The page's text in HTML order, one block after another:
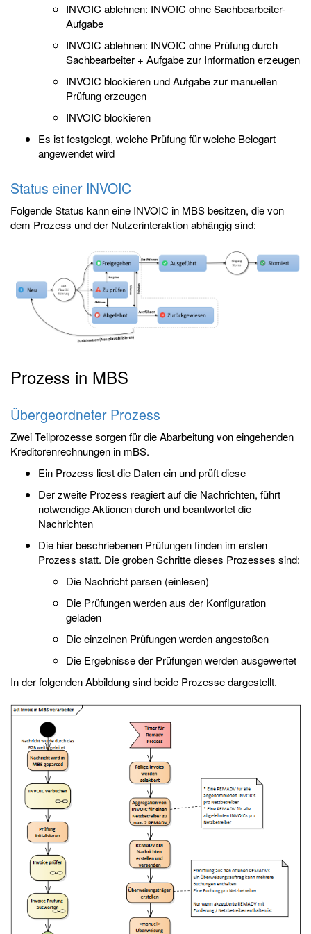
INVOIC ablehnen: INVOIC ohne Sachbearbeiter-
Aufgabe
INVOIC ablehnen: INVOIC ohne Prüfung durch
Sachbearbeiter + Aufgabe zur Information erzeugen
INVOIC blockieren und Aufgabe zur manuellen
Prüfung erzeugen
INVOIC blockieren
Es ist festgelegt, welche Prüfung für welche Belegart
angewendet wird
Status einer INVOIC
Folgende Status kann eine INVOIC in MBS besitzen, die von
dem Prozess und der Nutzerinteraktion abhängig sind:
Prozess in MBS
Übergeordneter Prozess
Zwei Teilprozesse sorgen für die Abarbeitung von eingehenden
Kreditorenrechnungen in mBS.
Ein Prozess liest die Daten ein und prüft diese
Der zweite Prozess reagiert auf die Nachrichten, führt
notwendige Aktionen durch und beantwortet die
Nachrichten
Die hier beschriebenen Prüfungen finden im ersten
Prozess statt. Die groben Schritte dieses Prozesses sind:
Die Nachricht parsen (einlesen)
Die Prüfungen werden aus der Konfiguration
geladen
Die einzelnen Prüfungen werden angestoßen
Die Ergebnisse der Prüfungen werden ausgewertet
In der folgenden Abbildung sind beide Prozesse dargestellt.